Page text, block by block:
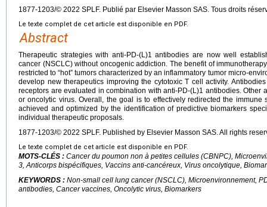
1877-1203/© 2022 SPLF. Publié par Elsevier Masson SAS. Tous droits
Le texte complet de cet article est disponible en PDF.
Abstract
Therapeutic strategies with anti-PD-(L)1 antibodies are now well
cancer (NSCLC) without oncogenic addiction. The benefit of
restricted to “hot” tumors characterized by an inflammatory tumor micro-
develop new therapeutics improving the cytotoxic T cell activity.
receptors are evaluated in combination with anti-PD-(L)1 antibodies. Other
or oncolytic virus. Overall, the goal is to effectively redirected the immune
achieved and optimized by the identification of predictive biomarkers
individual therapeutic proposals.
1877-1203/© 2022 SPLF. Published by Elsevier Masson SAS. All rights
Le texte complet de cet article est disponible en PDF.
MOTS-CLÉS : Cancer du poumon non à petites cellules (CBNPC),
3, Anticorps bispécifiques, Vaccins anti-cancéreux, Virus oncolytique,
KEYWORDS : Non-small cell lung cancer (NSCLC), Microenvironnement,
antibodies, Cancer vaccines, Oncolytic virus, Biomarkers